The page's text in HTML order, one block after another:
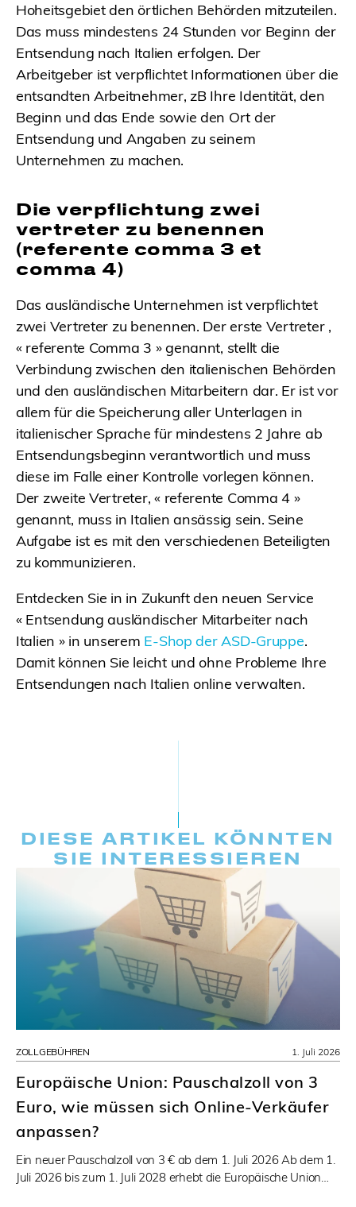
Hoheitsgebiet den örtlichen Behörden mitzuteilen.
Das muss mindestens 24 Stunden vor Beginn der
Entsendung nach Italien erfolgen. Der
Arbeitgeber ist verpflichtet Informationen über die
entsandten Arbeitnehmer, zB Ihre Identität, den
Beginn und das Ende sowie den Ort der
Entsendung und Angaben zu seinem
Unternehmen zu machen.
Die verpflichtung zwei
vertreter zu benennen
(referente comma 3 et
comma 4)
Das ausländische Unternehmen ist verpflichtet
zwei Vertreter zu benennen. Der erste Vertreter ,
« referente Comma 3 » genannt, stellt die
Verbindung zwischen den italienischen Behörden
und den ausländischen Mitarbeitern dar. Er ist vor
allem für die Speicherung aller Unterlagen in
italienischer Sprache für mindestens 2 Jahre ab
Entsendungsbeginn verantwortlich und muss
diese im Falle einer Kontrolle vorlegen können.
Der zweite Vertreter, « referente Comma 4 »
genannt, muss in Italien ansässig sein. Seine
Aufgabe ist es mit den verschiedenen Beteiligten
zu kommunizieren.
Entdecken Sie in in Zukunft den neuen Service
« Entsendung ausländischer Mitarbeiter nach
Italien » in unserem E-Shop der ASD-Gruppe.
Damit können Sie leicht und ohne Probleme Ihre
Entsendungen nach Italien online verwalten.
DIESE ARTIKEL KÖNNTEN
SIE INTERESSIEREN
ZOLLGEBÜHREN
Europäische Union: Pauschalzoll von 3
Euro, wie müssen sich Online-Verkäufer
anpassen?
Ein neuer Pauschalzoll von 3 € ab dem 1. Juli 2026 Ab dem 1.
Juli 2026 bis zum 1. Juli 2028 erhebt die Europäische Union…
1. Juli 2026